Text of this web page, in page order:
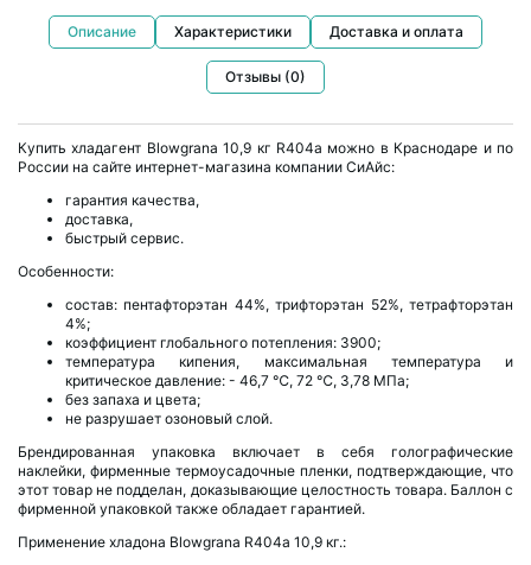
Описание Характеристики Доставка и оплата
Отзывы (0)
Купить хладагент Blowgrana 10,9 кг R404a можно в Краснодаре и по
России на сайте интернет-магазина компании СиАйс:
гарантия качества,
доставка,
быстрый сервис.
Особенности:
состав: пентафторэтан 44%, трифторэтан 52%, тетрафторэтан
4%;
коэффициент глобального потепления: 3900;
температура кипения, максимальная температура и
критическое давление: - 46,7 ℃, 72 ℃, 3,78 МПа;
без запаха и цвета;
не разрушает озоновый слой.
Брендированная упаковка включает в себя голографические
наклейки, фирменные термоусадочные пленки, подтверждающие, что
этот товар не подделан, доказывающие целостность товара. Баллон с
фирменной упаковкой также обладает гарантией.
Применение хладона Blowgrana R404а 10,9 кг.: